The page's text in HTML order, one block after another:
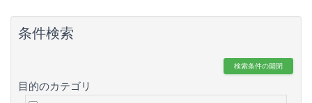
条件検索
検索条件の開閉
目的のカテゴリ